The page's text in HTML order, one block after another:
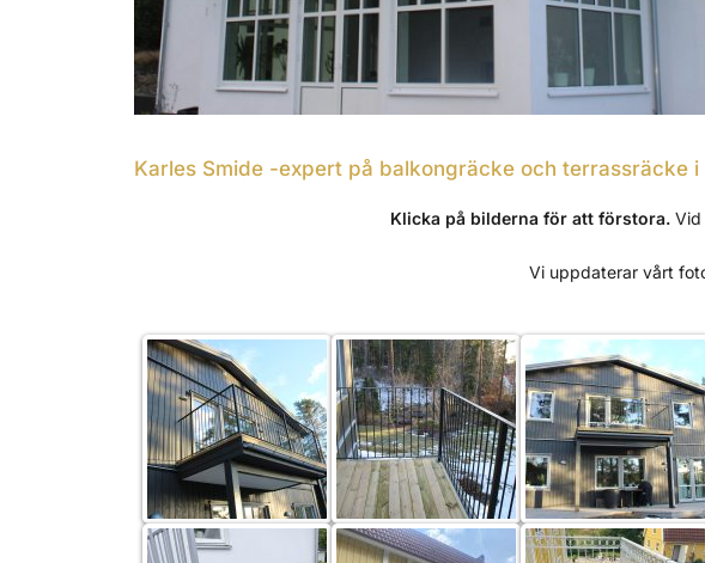
Karles Smide -expert på balkongräcke och terrassräcke i
Klicka på bilderna för att förstora. Vid
Vi uppdaterar vårt